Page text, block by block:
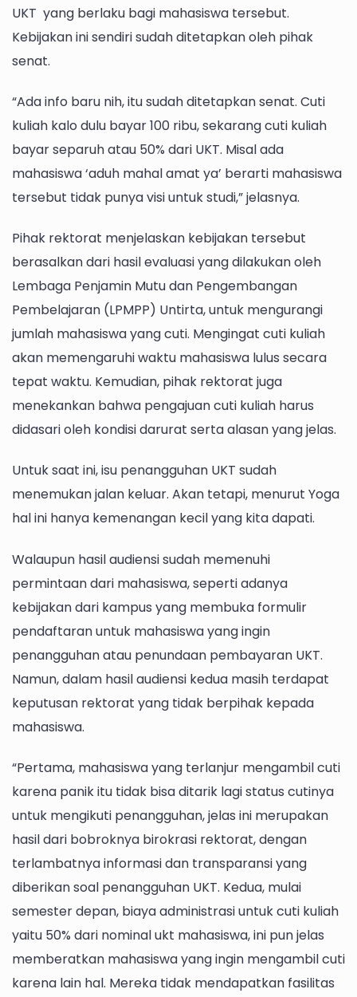
UKT yang berlaku bagi mahasiswa tersebut.
Kebijakan ini sendiri sudah ditetapkan oleh pihak
senat.
“Ada info baru nih, itu sudah ditetapkan senat. Cuti
kuliah kalo dulu bayar 100 ribu, sekarang cuti kuliah
bayar separuh atau 50% dari UKT. Misal ada
mahasiswa ‘aduh mahal amat ya’ berarti mahasiswa
tersebut tidak punya visi untuk studi,” jelasnya.
Pihak rektorat menjelaskan kebijakan tersebut
berasalkan dari hasil evaluasi yang dilakukan oleh
Lembaga Penjamin Mutu dan Pengembangan
Pembelajaran (LPMPP) Untirta, untuk mengurangi
jumlah mahasiswa yang cuti. Mengingat cuti kuliah
akan memengaruhi waktu mahasiswa lulus secara
tepat waktu. Kemudian, pihak rektorat juga
menekankan bahwa pengajuan cuti kuliah harus
didasari oleh kondisi darurat serta alasan yang jelas.
Untuk saat ini, isu penangguhan UKT sudah
menemukan jalan keluar. Akan tetapi, menurut Yoga
hal ini hanya kemenangan kecil yang kita dapati.
Walaupun hasil audiensi sudah memenuhi
permintaan dari mahasiswa, seperti adanya
kebijakan dari kampus yang membuka formulir
pendaftaran untuk mahasiswa yang ingin
penangguhan atau penundaan pembayaran UKT.
Namun, dalam hasil audiensi kedua masih terdapat
keputusan rektorat yang tidak berpihak kepada
mahasiswa.
“Pertama, mahasiswa yang terlanjur mengambil cuti
karena panik itu tidak bisa ditarik lagi status cutinya
untuk mengikuti penangguhan, jelas ini merupakan
hasil dari bobroknya birokrasi rektorat, dengan
terlambatnya informasi dan transparansi yang
diberikan soal penangguhan UKT. Kedua, mulai
semester depan, biaya administrasi untuk cuti kuliah
yaitu 50% dari nominal ukt mahasiswa, ini pun jelas
memberatkan mahasiswa yang ingin mengambil cuti
karena lain hal. Mereka tidak mendapatkan fasilitas